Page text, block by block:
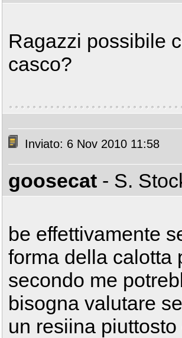
Ragazzi possibile
casco?
Inviato: 6 Nov 2010 11:58
goosecat - S.
be effettivamente
forma della calotta
secondo me
bisogna valutare
un resiina